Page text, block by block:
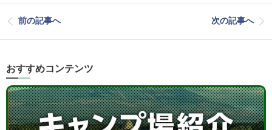
前の記事へ 次の記事へ
おすすめコンテンツ